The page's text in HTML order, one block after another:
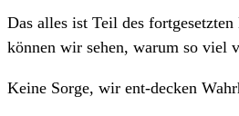
Das alles ist Teil des
können wir sehen, warum so viel
Keine Sorge, wir ent-decken